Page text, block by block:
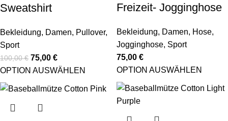
Sweatshirt
Bekleidung, Damen, Pullover,
Sport
100,00€ 75,00 €
OPTION AUSWÄHLEN
Freizeit- Jogginghose
Bekleidung, Damen, Hose,
Jogginghose, Sport
75,00 €
OPTION AUSWÄHLEN